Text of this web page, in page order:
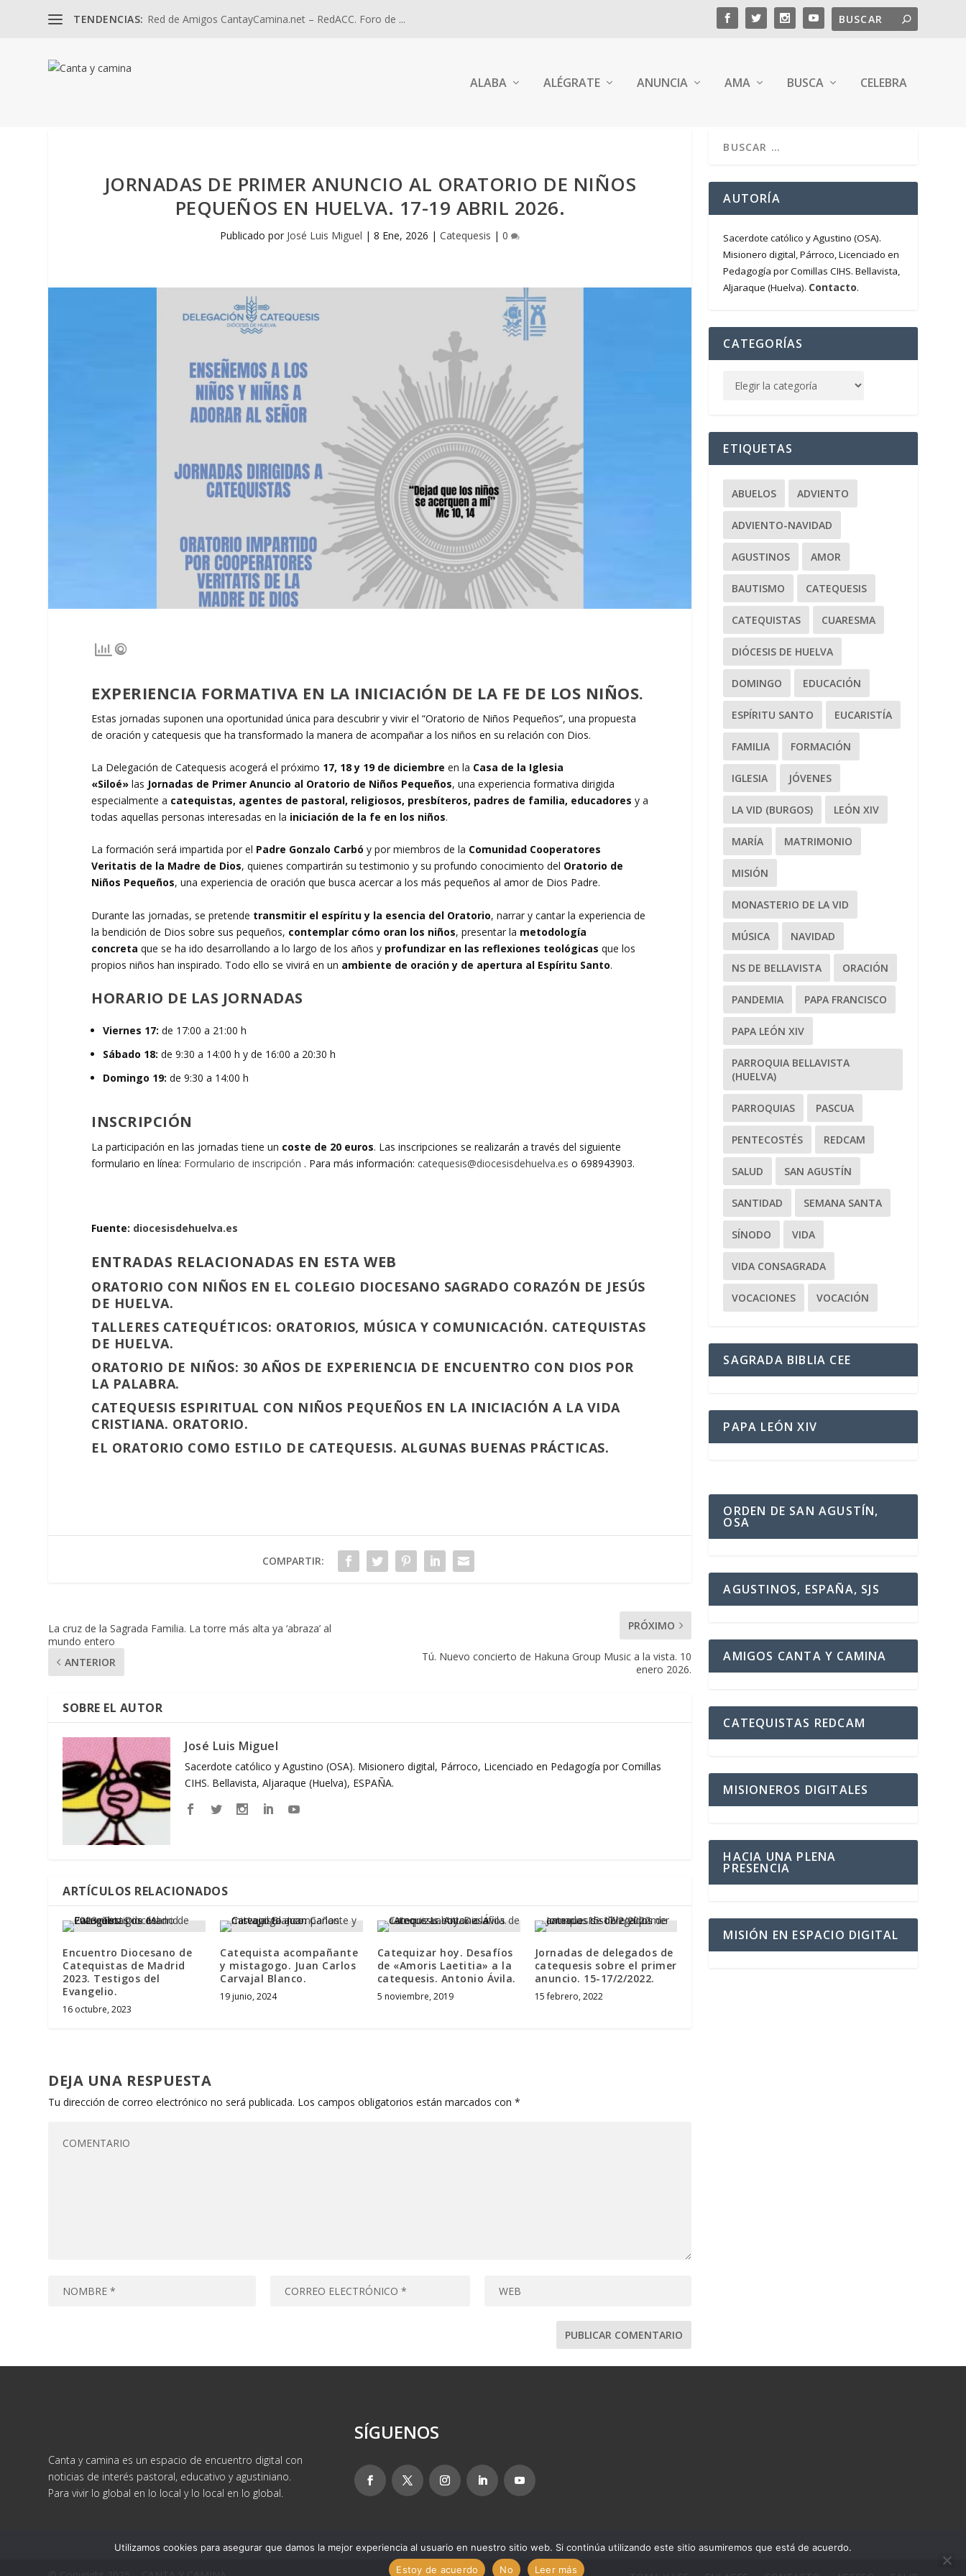
TENDENCIAS: Red de Amigos CantayCamina.net – RedACC. Foro de ...
ALABA ALÉGRATE ANUNCIA AMA BUSCA CELEBRA
JORNADAS DE PRIMER ANUNCIO AL ORATORIO DE NIÑOS
PEQUEÑOS EN HUELVA. 17-19 ABRIL 2026.
Publicado por José Luis Miguel |8 Ene, 2026 |Catequesis |0
EXPERIENCIA FORMATIVA EN LA INICIACIÓN DE LA FE DE LOS NIÑOS.
Estas jornadas suponen una oportunidad única para descubrir y vivir el “Oratorio de Niños Pequeños”, una propuesta
de oración y catequesis que ha transformado la manera de acompañar a los niños en su relación con Dios.
La Delegación de Catequesis acogerá el próximo 17, 18 y 19 de diciembreen la Casa de la Iglesia
«Siloé» las Jornadas de Primer Anuncio al Oratorio de Niños Pequeños, una experiencia formativa dirigida
especialmente a catequistas, agentes de pastoral, religiosos, presbíteros, padres de familia, educadores y a
todas aquellas personas interesadas en la iniciación de la fe en los niños.
La formación será impartida por el Padre Gonzalo Carbó y por miembros de la Comunidad Cooperatores
Veritatis de la Madre de Dios, quienes compartirán su testimonio y su profundo conocimiento del Oratorio de
Niños Pequeños, una experiencia de oración que busca acercar a los más pequeños al amor de Dios Padre.
Durante las jornadas, se pretende transmitir el espíritu y la esencia del Oratorio, narrar y cantar la experiencia de
la bendición de Dios sobre sus pequeños, contemplar cómo oran los niños, presentar la metodología
concreta que se ha ido desarrollando a lo largo de los años y profundizar en las reflexiones teológicas que los
propios niños han inspirado. Todo ello se vivirá en un ambiente de oración y de apertura al Espíritu Santo.
HORARIO DE LAS JORNADAS
Viernes 17: de 17:00 a 21:00 h
Sábado 18: de 9:30 a 14:00 h y de 16:00 a 20:30 h
Domingo 19: de 9:30 a 14:00 h
INSCRIPCIÓN
La participación en las jornadas tiene un coste de 20 euros. Las inscripciones se realizarán a través del siguiente
formulario en línea: Formulario de inscripción . Para más información:catequesis@diocesisdehuelva.es o 698943903.
Fuente: diocesisdehuelva.es
ENTRADAS RELACIONADAS EN ESTA WEB
ORATORIO CON NIÑOS EN EL COLEGIO DIOCESANO SAGRADO CORAZÓN DE JESÚS
DE HUELVA.
TALLERES CATEQUÉTICOS: ORATORIOS, MÚSICA Y COMUNICACIÓN. CATEQUISTAS
DE HUELVA.
ORATORIO DE NIÑOS: 30 AÑOS DE EXPERIENCIA DE ENCUENTRO CON DIOS POR
LA PALABRA.
CATEQUESIS ESPIRITUAL CON NIÑOS PEQUEÑOS EN LA INICIACIÓN A LA VIDA
CRISTIANA. ORATORIO.
EL ORATORIO COMO ESTILO DE CATEQUESIS. ALGUNAS BUENAS PRÁCTICAS.
COMPARTIR:
La cruz de la Sagrada Familia. La torre más alta ya ‘abraza’ al
mundo entero
ANTERIOR
PRÓXIMO
Tú. Nuevo concierto de Hakuna Group Music a la vista. 10
enero 2026.
SOBRE EL AUTOR
José Luis Miguel
Sacerdote católico y Agustino (OSA). Misionero digital, Párroco, Licenciado en Pedagogía por Comillas
CIHS. Bellavista, Aljaraque (Huelva), ESPAÑA.
ARTÍCULOS RELACIONADOS
Encuentro Diocesano de
Catequistas de Madrid
2023. Testigos del
Evangelio.
16 octubre, 2023
Catequista acompañante
y mistagogo. Juan Carlos
Carvajal Blanco.
19 junio, 2024
Catequizar hoy. Desafíos
de «Amoris Laetitia» a la
catequesis. Antonio Ávila.
5 noviembre, 2019
Jornadas de delegados de
catequesis sobre el primer
anuncio. 15-17/2/2022.
15 febrero, 2022
DEJA UNA RESPUESTA
Tu dirección de correo electrónico no será publicada. Los campos obligatorios están marcados con*
AUTORÍA
Sacerdote católico y Agustino (OSA).
Misionero digital, Párroco, Licenciado en
Pedagogía por Comillas CIHS. Bellavista,
Aljaraque (Huelva). Contacto.
CATEGORÍAS
ETIQUETAS
ABUELOS ADVIENTO
ADVIENTO-NAVIDAD
AGUSTINOS AMOR
BAUTISMO CATEQUESIS
CATEQUISTAS CUARESMA
DIÓCESIS DE HUELVA
DOMINGO EDUCACIÓN
ESPÍRITU SANTO EUCARISTÍA
FAMILIA FORMACIÓN
IGLESIA JÓVENES
LA VID (BURGOS) LEÓN XIV
MARÍA MATRIMONIO
MISIÓN
MONASTERIO DE LA VID
MÚSICA NAVIDAD
NS DE BELLAVISTA ORACIÓN
PANDEMIA PAPA FRANCISCO
PAPA LEÓN XIV
PARROQUIA BELLAVISTA
(HUELVA)
PARROQUIAS PASCUA
PENTECOSTÉS REDCAM
SALUD SAN AGUSTÍN
SANTIDAD SEMANA SANTA
SÍNODO VIDA
VIDA CONSAGRADA
VOCACIONES VOCACIÓN
SAGRADA BIBLIA CEE
PAPA LEÓN XIV
ORDEN DE SAN AGUSTÍN,
OSA
AGUSTINOS, ESPAÑA, SJS
AMIGOS CANTA Y CAMINA
CATEQUISTAS REDCAM
MISIONEROS DIGITALES
HACIA UNA PLENA
PRESENCIA
MISIÓN EN ESPACIO DIGITAL
Canta y camina es un espacio de encuentro digital con
noticias de interés pastoral, educativo y agustiniano.
Para vivir lo global en lo local y lo local en lo global.
SÍGUENOS
Utilizamos cookies para asegurar que damos la mejor experiencia al usuario en nuestro sitio web. Si continúa utilizando este sitio asumiremos que está de acuerdo.
Estoy de acuerdo
No Leer más